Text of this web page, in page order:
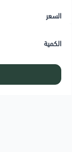
معلومات المنتج:
السعر
الكمية